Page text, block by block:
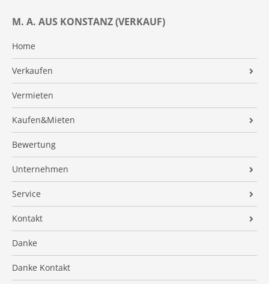
M. A. AUS KONSTANZ (VERKAUF)
Home
Verkaufen
Wertermittlung
Vermarktung
Tipps für Privatverkäufer
Maklerprovision
Immobilienverrentung
Referenzobjekte
Energieausweis
Vermieten
Kaufen&Mieten
Investment
Finanzierung
Energieausweis
Maklerprovision
Suchauftrag
Bewertung
Unternehmen
Firmenprofil
Team
Kundenstimmen
Warum SEILER Immobilien?
Auszeichnungen
Service
Finanzierungsrechner
Immobilien News
Immobilien ABC
Umzugs-Checkliste
Kontakt
Kontaktformular
Impressum
Datenschutz
Danke
Danke Kontakt